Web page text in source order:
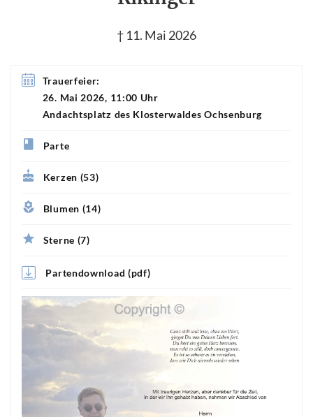
† 11. Mai 2026
Trauerfeier:
26. Mai 2026, 11:00 Uhr
Andachtsplatz des Klosterwaldes Ochsenburg
Parte
Kerzen (53)
Blumen (14)
Sterne (7)
Partendownload (pdf)